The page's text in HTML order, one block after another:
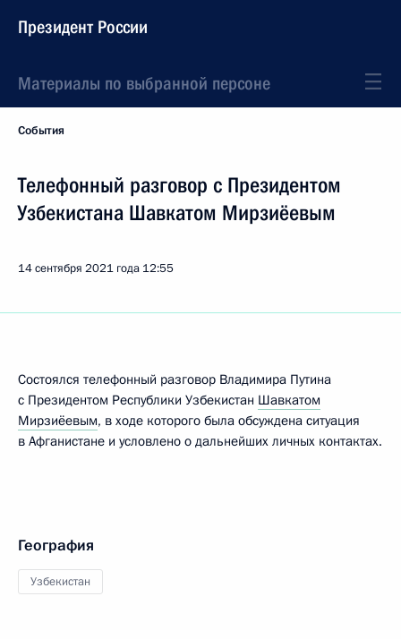
Президент России
Материалы по выбранной персоне
События
Телефонный разговор с Президентом
Узбекистана Шавкатом Мирзиёевым
14 сентября 2021 года 12:55
Состоялся телефонный разговор Владимира Путина
с Президентом Республики Узбекистан Шавкатом
Мирзиёевым, в ходе которого была обсуждена ситуация
в Афганистане и условлено о дальнейших личных контактах.
География
Узбекистан